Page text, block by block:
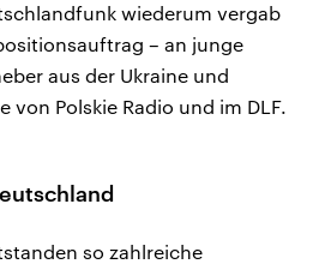
wiederum vergab
– an junge
aus der Ukraine und
von Polskie Radio und im DLF.
so zahlreiche